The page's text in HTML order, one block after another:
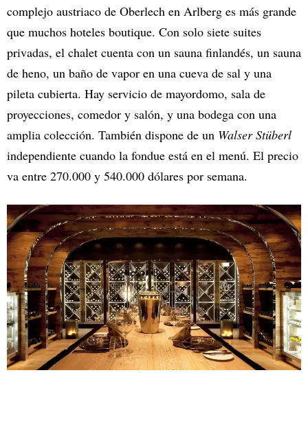
complejo austriaco de Oberlech en Arlberg es más grande
que muchos hoteles boutique. Con solo siete suites
privadas, el chalet cuenta con un sauna finlandés, un sauna
de heno, un baño de vapor en una cueva de sal y una
pileta cubierta. Hay servicio de mayordomo, sala de
proyecciones, comedor y salón, y una bodega con una
amplia colección. También dispone de un Walser Stüberl
independiente cuando la fondue está en el menú. El precio
va entre 270.000 y 540.000 dólares por semana.